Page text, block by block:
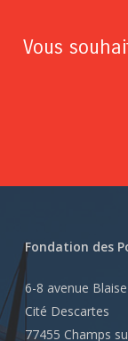
Vous
Fondation des
6-8 avenue
Cité Descartes
77455 Champs